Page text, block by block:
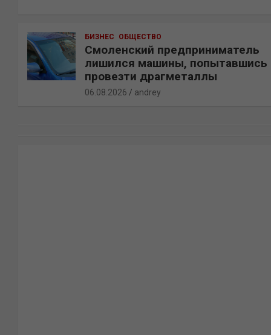
БИЗНЕС ОБЩЕСТВО
Смоленский предприниматель
лишился машины, попытавшись
провезти драгметаллы
06.08.2026 andrey